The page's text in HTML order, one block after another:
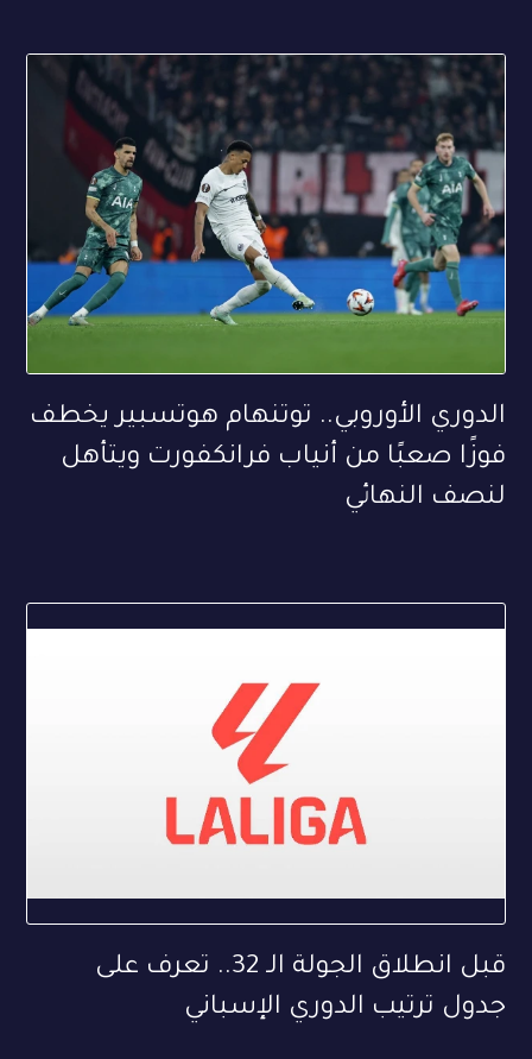
الدوري الأوروبي.. توتنهام هوتسبير يخطف
فوزًا صعبًا من أنياب فرانكفورت ويتأهل
لنصف النهائي
قبل انطلاق الجولة الـ 32.. تعرف على
جدول ترتيب الدوري الإسباني